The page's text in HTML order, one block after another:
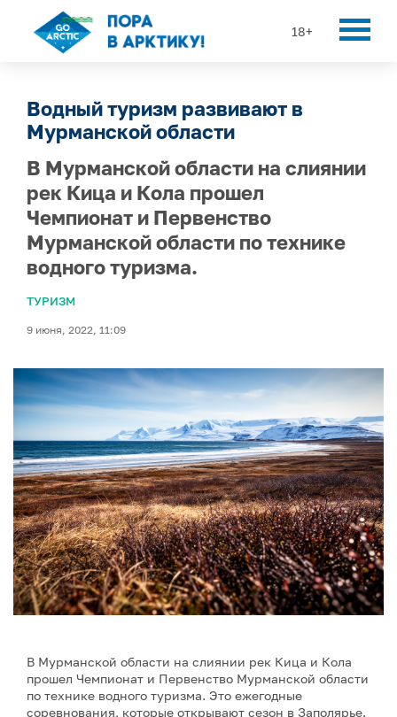
18+
Водный туризм развивают в
Мурманской области
В Мурманской области на слиянии
рек Кица и Кола прошел
Чемпионат и Первенство
Мурманской области по технике
водного туризма.
ТУРИЗМ
9 июня, 2022, 11:09
В Мурманской области на слиянии рек Кица и Кола
прошел Чемпионат и Первенство Мурманской области
по технике водного туризма. Это ежегодные
соревнования, которые открывают сезон в Заполярье.